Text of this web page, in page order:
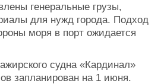
генеральные грузы,
для нужд города. Подход
моря в порт ожидается
судна «Кардинал»
запланирован на 1 июня.